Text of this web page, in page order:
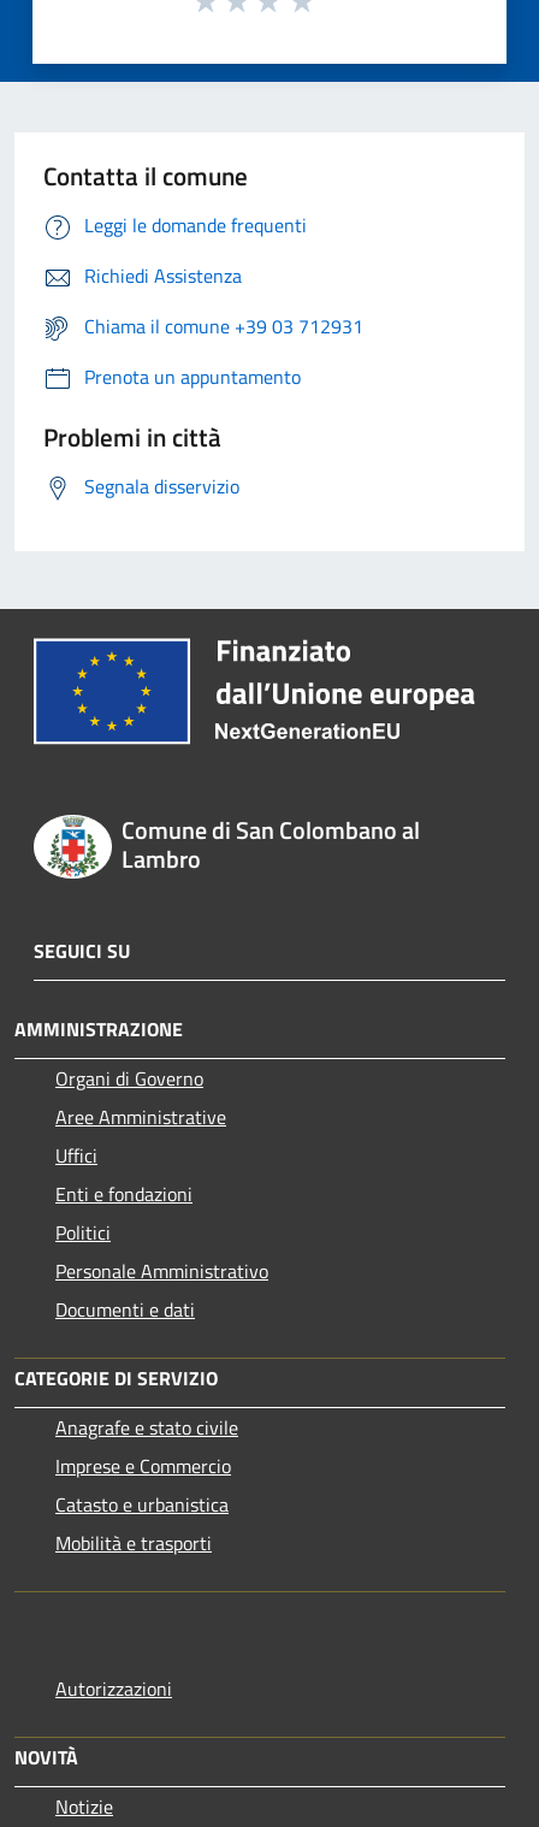
Contatta il comune
Leggi le domande frequenti
Richiedi Assistenza
Chiama il comune +39 03 712931
Prenota un appuntamento
Problemi in città
Segnala disservizio
Comune di San Colombano al
Lambro
SEGUICI SU
AMMINISTRAZIONE
Organi di Governo
Aree Amministrative
Uffici
Enti e fondazioni
Politici
Personale Amministrativo
Documenti e dati
CATEGORIE DI SERVIZIO
Anagrafe e stato civile
Imprese e Commercio
Catasto e urbanistica
Mobilità e trasporti
Autorizzazioni
NOVITÀ
Notizie